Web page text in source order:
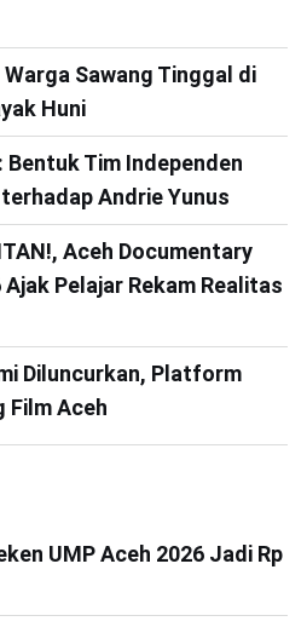
Warga Sawang Tinggal di
Huni
Bentuk Tim Independen
Andrie Yunus
Aceh Documentary
Pelajar Rekam Realitas
Diluncurkan, Platform
Film Aceh
UMP Aceh 2026 Jadi Rp